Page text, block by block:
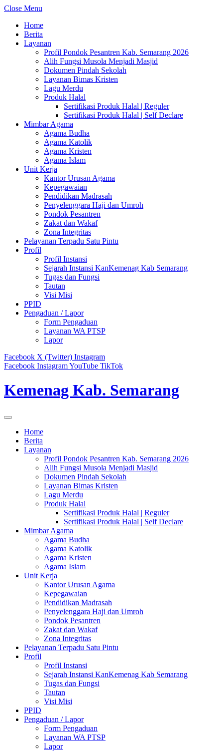
Close Menu
Home
Berita
Layanan
Profil Pondok Pesantren Kab. Semarang 2026
Alih Fungsi Musola Menjadi Masjid
Dokumen Pindah Sekolah
Layanan Bimas Kristen
Lagu Merdu
Produk Halal
Sertifikasi Produk Halal | Reguler
Sertifikasi Produk Halal | Self Declare
Mimbar Agama
Agama Budha
Agama Katolik
Agama Kristen
Agama Islam
Unit Kerja
Kantor Urusan Agama
Kepegawaian
Pendidikan Madrasah
Penyelenggara Haji dan Umroh
Pondok Pesantren
Zakat dan Wakaf
Zona Integritas
Pelayanan Terpadu Satu Pintu
Profil
Profil Instansi
Sejarah Instansi KanKemenag Kab Semarang
Tugas dan Fungsi
Tautan
Visi Misi
PPID
Pengaduan / Lapor
Form Pengaduan
Layanan WA PTSP
Lapor
Facebook X (Twitter) Instagram
Facebook InstagramYouTube TikTok
Kemenag Kab. Semarang
Home
Berita
Layanan
Profil Pondok Pesantren Kab. Semarang 2026
Alih Fungsi Musola Menjadi Masjid
Dokumen Pindah Sekolah
Layanan Bimas Kristen
Lagu Merdu
Produk Halal
Sertifikasi Produk Halal | Reguler
Sertifikasi Produk Halal | Self Declare
Mimbar Agama
Agama Budha
Agama Katolik
Agama Kristen
Agama Islam
Unit Kerja
Kantor Urusan Agama
Kepegawaian
Pendidikan Madrasah
Penyelenggara Haji dan Umroh
Pondok Pesantren
Zakat dan Wakaf
Zona Integritas
Pelayanan Terpadu Satu Pintu
Profil
Profil Instansi
Sejarah Instansi KanKemenag Kab Semarang
Tugas dan Fungsi
Tautan
Visi Misi
PPID
Pengaduan / Lapor
Form Pengaduan
Layanan WA PTSP
Lapor